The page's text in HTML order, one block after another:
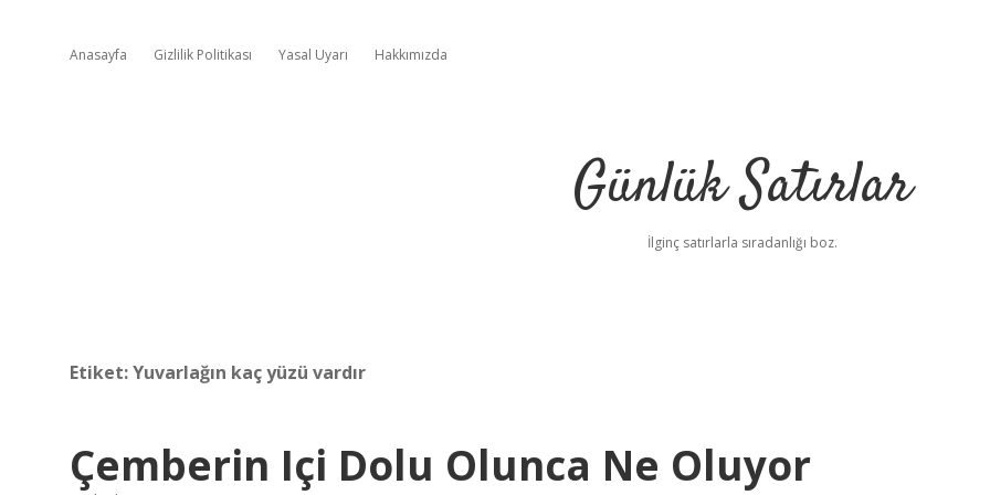
Anasayfa Gizlilik Politikası Yasal Uyarı Hakkımızda
Günlük Satırlar
İlginç satırlarla sıradanlığı boz.
Etiket:Yuvarlağın kaç yüzü vardır
Çemberin Içi Dolu Olunca Ne Oluyor